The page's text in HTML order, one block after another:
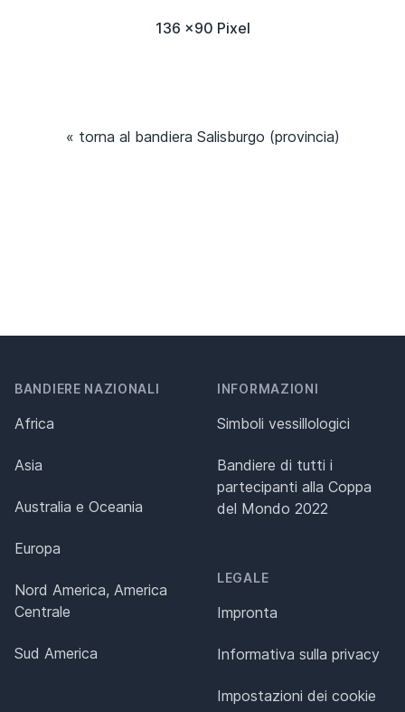
136 x90 Pixel
« torna al bandiera Salisburgo (provincia)
BANDIERE NAZIONALI
Africa
Asia
Australia e Oceania
Europa
Nord America, America
Centrale
Sud America
INFORMAZIONI
Simboli vessillologici
Bandiere di tutti i
partecipanti alla Coppa
del Mondo 2022
LEGALE
Impronta
Informativa sulla privacy
Impostazioni dei cookie